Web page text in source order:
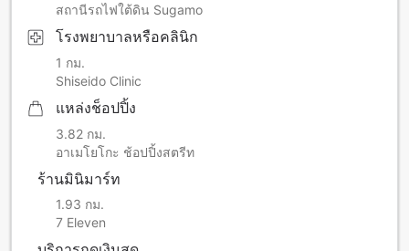
สถานีรถไฟใต้ดิน Sugamo
โรงพยาบาลหรือคลินิก
1 กม.
Shiseido Clinic
แหล่งช็อปปิ้ง
3.82 กม.
อาเมโยโกะ ช้อปปิ้งสตรีท
ร้านมินิมาร์ท
1.93 กม.
7 Eleven